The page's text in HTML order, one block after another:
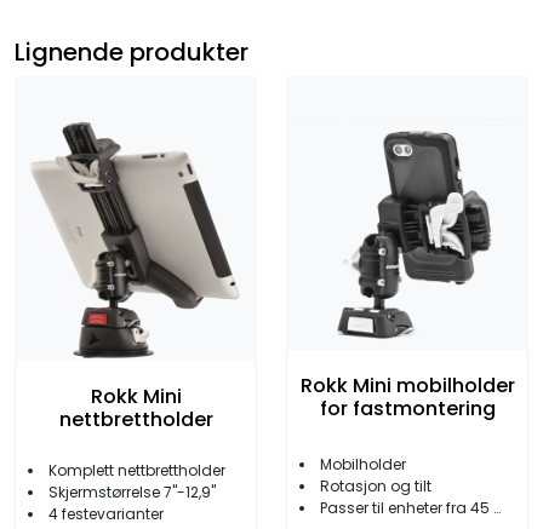
Lignende produkter
Rokk Mini
nettbrettholder
Komplett nettbrettholder
Skjermstørrelse 7''-12,9''
4 festevarianter
Rokk Mini mobilholder
for fastmontering
Mobilholder
Rotasjon og tilt
Passer til enheter fra 45 mm til 95 mm